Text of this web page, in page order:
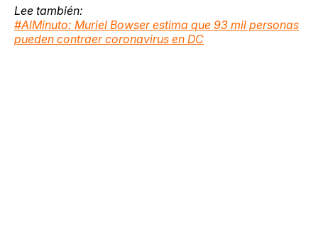
Lee también:
#AlMinuto: Muriel Bowser estima que 93 mil personas
pueden contraer coronavirus en DC